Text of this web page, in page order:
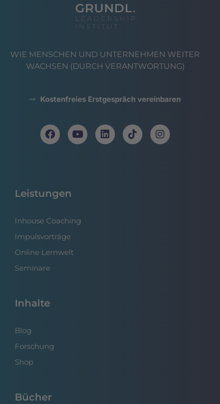
WIE MENSCHEN UND UNTERNEHMEN WEITER
WACHSEN (DURCH VERANTWORTUNG)
Kostenfreies Erstgespräch vereinbaren
Leistungen
Inhouse Coaching
Impulsvorträge
Online Lernwelt
Seminare
Inhalte
Blog
Forschung
Shop
Bücher